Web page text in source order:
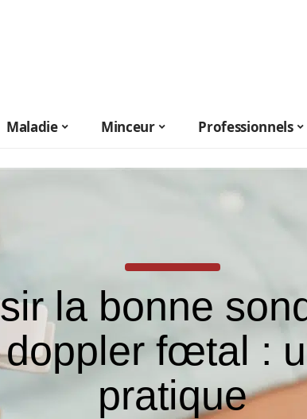
Maladie Minceur Professionnels
la bonne
fœtal :
pratique